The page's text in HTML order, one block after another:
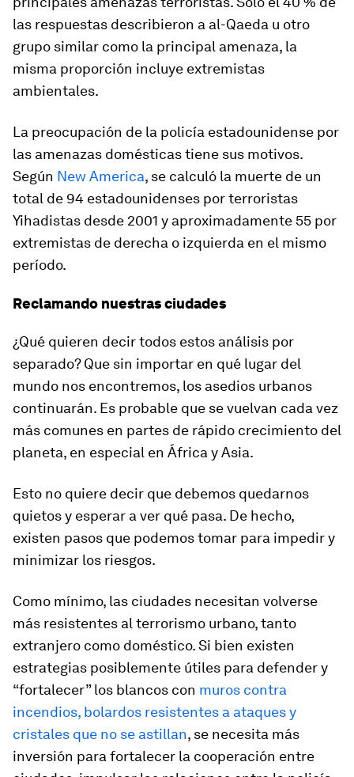
las respuestas describieron a al-Qaeda u otro
grupo similar como la principal amenaza, la
misma proporción incluye extremistas
ambientales.
La preocupación de la policía estadounidense por
las amenazas domésticas tiene sus motivos.
Según New America, se calculó la muerte de un
total de 94 estadounidenses por terroristas
Yihadistas desde 2001 y aproximadamente 55 por
extremistas de derecha o izquierda en el mismo
período.
Reclamando nuestras ciudades
¿Qué quieren decir todos estos análisis por
separado? Que sin importar en qué lugar del
mundo nos encontremos, los asedios urbanos
continuarán. Es probable que se vuelvan cada vez
más comunes en partes de rápido crecimiento del
planeta, en especial en África y Asia.
Esto no quiere decir que debemos quedarnos
quietos y esperar a ver qué pasa. De hecho,
existen pasos que podemos tomar para impedir y
minimizar los riesgos.
Como mínimo, las ciudades necesitan volverse
más resistentes al terrorismo urbano, tanto
extranjero como doméstico. Si bien existen
estrategias posiblemente útiles para defender y
“fortalecer” los blancos con muros contra
incendios, bolardos resistentes a ataques y
cristales que no se astillan, se necesita más
inversión para fortalecer la cooperación entre